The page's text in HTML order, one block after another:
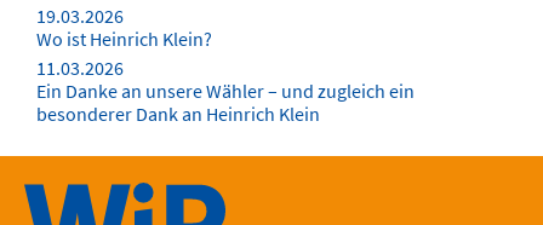
19.03.2026
Wo ist Heinrich Klein?
11.03.2026
Ein Danke an unsere Wähler – und zugleich ein
besonderer Dank an Heinrich Klein